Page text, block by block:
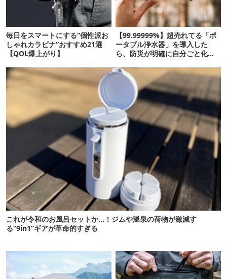
毎日をスマートにする“個性派お
しゃれカラビナ”おすすめ21選
【QOL爆上がり】
【99.99999%】超売れてる「ポ
ータブル浄水器」を導入した
ら、防災が明確に自分ごと化し
これが令和のお風呂セットか…！ジムや温泉の荷物が激減す
る“9in1”ギアが革命的すぎる